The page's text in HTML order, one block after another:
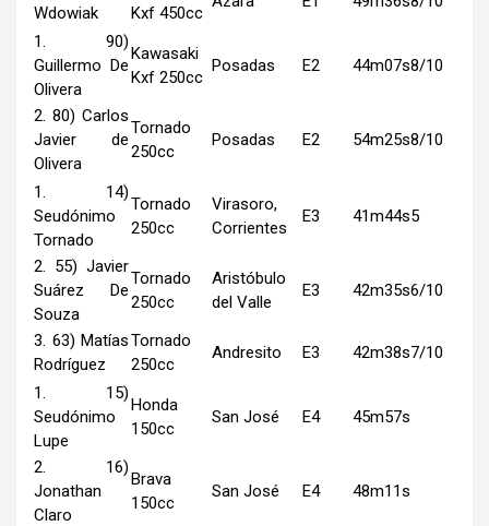
Wdowiak Kxf 450cc
1. 90)
Guillermo De
Olivera
Kawasaki
Kxf 250cc
Posadas E2 44m07s8/10
2. 80) Carlos
Javier de
Olivera
Tornado
250cc
Posadas E2 54m25s8/10
1. 14)
Seudónimo
Tornado
Tornado
250cc
Virasoro,
Corrientes
E3 41m44s5
2. 55) Javier
Suárez De
Souza
Tornado
250cc
Aristóbulo
del Valle
E3 42m35s6/10
3. 63) Matías
Rodríguez
Tornado
250cc
Andresito E3 42m38s7/10
1. 15)
Seudónimo
Lupe
Honda
150cc
San José E4 45m57s
2. 16)
Jonathan
Claro
Brava
150cc
San José E4 48m11s